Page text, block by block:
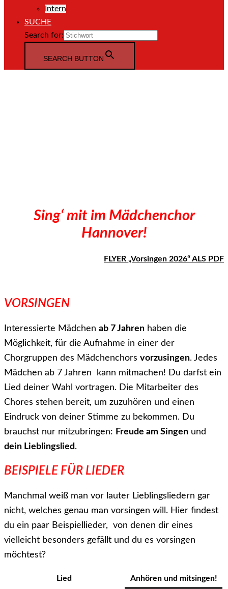
Intern
SUCHE
Search for:
SEARCH BUTTON
Sing‘ mit im Mädchenchor
Hannover!
FLYER „Vorsingen 2026“ ALS PDF
VORSINGEN
Interessierte Mädchen ab 7 Jahren haben die
Möglichkeit, für die Aufnahme in einer der
Chorgruppen des Mädchenchors vorzusingen. Jedes
Mädchen ab 7 Jahren kann mitmachen! Du darfst ein
Lied deiner Wahl vortragen. Die Mitarbeiter des
Chores stehen bereit, um zuzuhören und einen
Eindruck von deiner Stimme zu bekommen. Du
brauchst nur mitzubringen: Freude am Singen und
dein Lieblingslied .
BEISPIELE FÜR LIEDER
Manchmal weiß man vor lauter Lieblingsliedern gar
nicht, welches genau man vorsingen will. Hier findest
du ein paar Beispiellieder, von denen dir eines
vielleicht besonders gefällt und du es vorsingen
möchtest?
Lied Anhören und mitsingen!